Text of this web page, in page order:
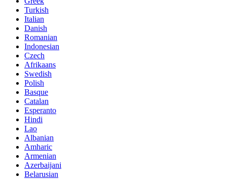
Turkish
Italian
Danish
Romanian
Indonesian
Czech
Afrikaans
Swedish
Polish
Basque
Catalan
Esperanto
Hindi
Lao
Albanian
Amharic
Armenian
Azerbaijani
Belarusian